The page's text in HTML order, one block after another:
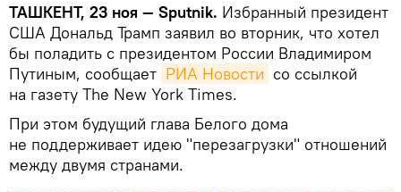
ТАШКЕНТ, 23 ноя — Sputnik. Избранный президент
США Дональд Трамп заявил во вторник, что хотел
бы поладить с президентом России Владимиром
Путиным, сообщает РИА Новости со ссылкой
на газету The New York Times.
При этом будущий глава Белого дома
не поддерживает идею "перезагрузки" отношений
между двумя странами.